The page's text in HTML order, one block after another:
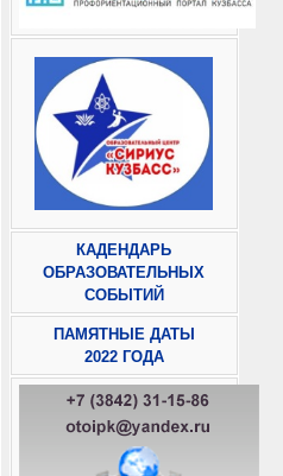
КАДЕНДАРЬ
ОБРАЗОВАТЕЛЬНЫХ
СОБЫТИЙ
ПАМЯТНЫЕ ДАТЫ
2022 ГОДА